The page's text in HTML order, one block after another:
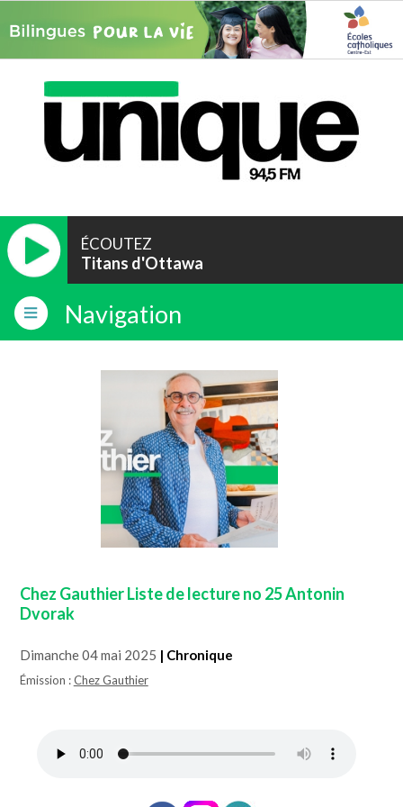
ÉCOUTEZ
Titans d'Ottawa
Navigation
Chez Gauthier Liste de lecture no 25 Antonin
Dvorak
Dimanche 04 mai 2025 | Chronique
Émission :Chez Gauthier